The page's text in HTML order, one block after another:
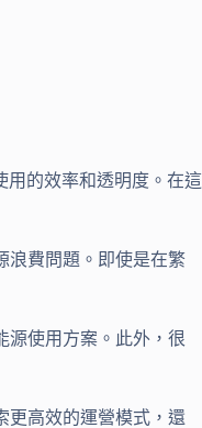
用的效率和透明度。在這
浪費問題。即使是在繁
源使用方案。此外，很
更高效的運營模式，還